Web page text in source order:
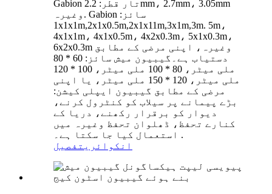
Gabion تار قطر: 2.2mm، 2.7mm، 3.05mm
وغیرہ. Gabion سائز:
1x1x1m,2x1x0.5m,2x1x11m,3x1m,3m. 5m،
4x1x1m، 4x1x0.5m، 4x2x0.3m، 5x1x0.3m،
6x2x0.3m وغیرہ، اپنی مرضی کے مطابق
دستیاب ہے۔گیبیون میش سائز: 60 * 80
ملی میٹر، 80 * 100 ملی میٹر، 100 * 120
ملی میٹر، 120 * 150 ملی میٹر، یا اپنی
مرضی کے مطابق گیبیون ایپلی کیشن:
بڑے پیمانے پر سیلاب کو کنٹرول کرنے،
دیوار کو برقرار رکھنے، دریا کے
کنارے تحفظ، ڈھلوان تحفظ وغیرہ میں
استعمال کیا جا سکتا ہے۔ .
انکوائری تفصیل